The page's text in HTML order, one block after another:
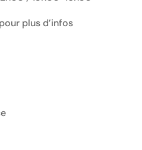
plus d’infos